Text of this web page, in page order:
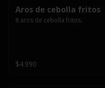
Aros de cebolla fritos
8 aros de cebolla fritos.
$4.990